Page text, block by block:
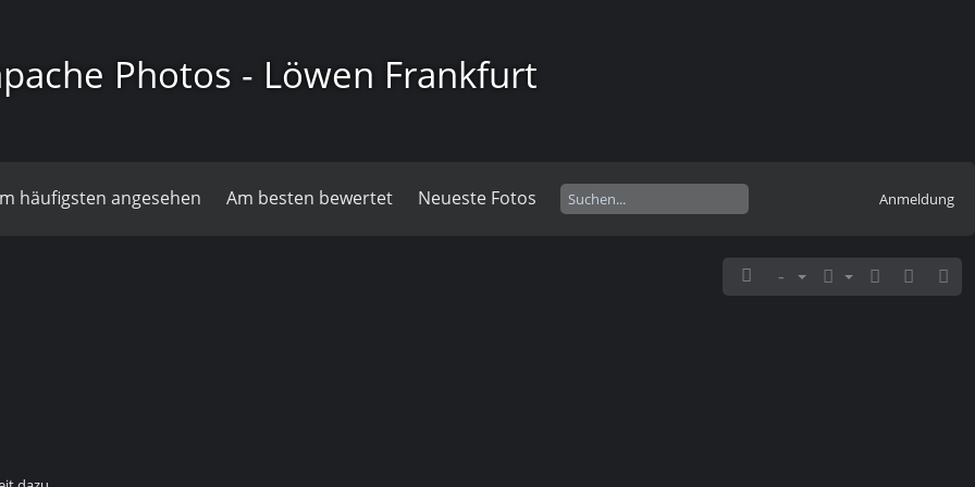
Photos - Löwen Frankfurt
häufigsten angesehen Am besten bewertet Neueste Fotos Anmeldung